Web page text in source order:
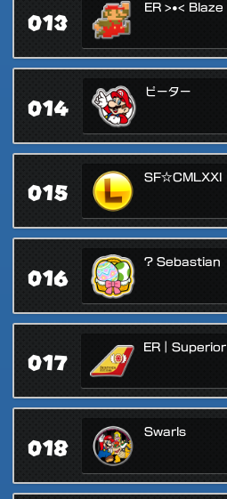
013
ER >•< Blaze
014
ピーター
015
SF☆CMLXXI
016
? Sebastian
017
ER｜Superior
018
Swarls